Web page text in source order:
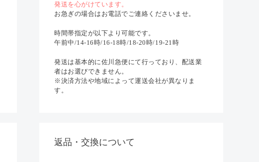
発送を心がけています。
お急ぎの場合はお電話でご連絡くださいませ。
時間帯指定が以下より可能です。
午前中/14-16時/16-18時/18-20時/19-21時
発送は基本的に佐川急便にて行っており、配送業
者はお選びできません。
※決済方法や地域によって運送会社が異なりま
す。
返品・交換について